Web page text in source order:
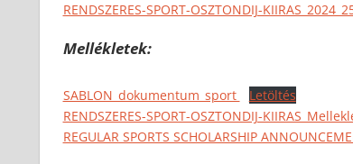
RENDSZERES-SPORT-OSZTONDIJ-
Mellékletek:
SABLON_dokumentum_sport
Letöltés
RENDSZERES-SPORT-OSZTONDIJ-
REGULAR SPORTS SCHOLARSHIP